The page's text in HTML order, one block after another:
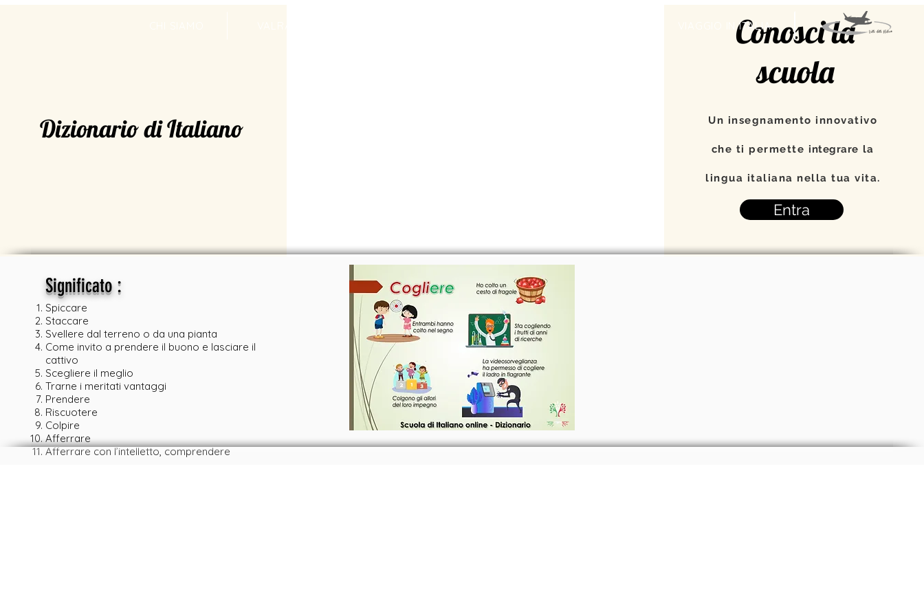
VIAGGIO IN ITALIA
Dizionario di Italiano
Conosci la
scuola
Un insegnamento innovativo
che ti permette integrare la
lingua italiana nella tua vita.
Entra
Significato:
Spiccare
Staccare
Svellere dal terreno o da una pianta
Come invito a prendere il buono e lasciare il
cattivo
Scegliere il meglio
Trarne i meritati vantaggi
Prendere
Riscuotere
Colpire
Afferrare
Afferrare con l’intelletto, comprendere